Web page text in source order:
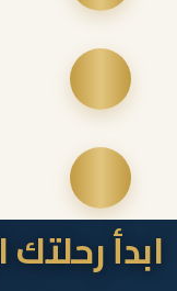
ابدأ